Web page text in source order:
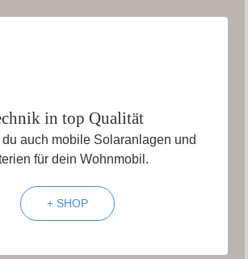
in top Qualität
du auch mobile Solaranlagen und
für dein Wohnmobil.
+ SHOP